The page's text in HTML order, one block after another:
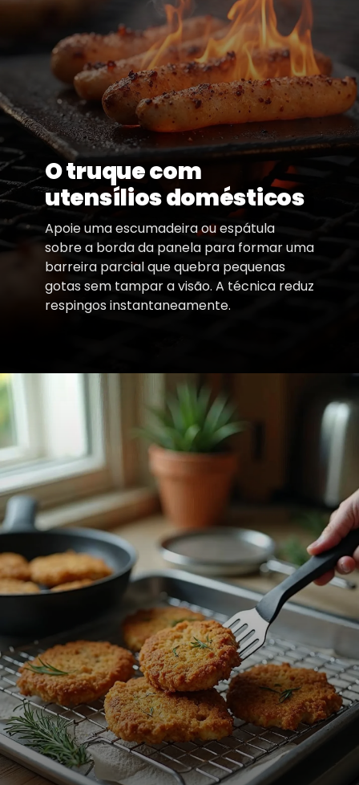
O truque com
utensílios domésticos
Apoie uma escumadeira ou espátula
sobre a borda da panela para formar uma
barreira parcial que quebra pequenas
gotas sem tampar a visão. A técnica reduz
respingos instantaneamente.